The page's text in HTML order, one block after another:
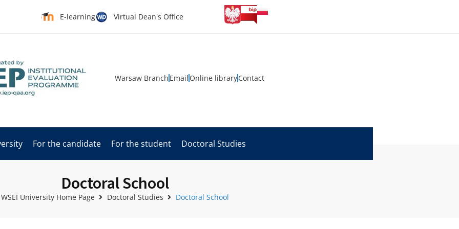
E-learning Virtual Dean's Office
Warsaw Branch Email Online libraryContact
For the candidate For the student Doctoral Studies
Doctoral School
WSEI University Home Page Doctoral Studies Doctoral School